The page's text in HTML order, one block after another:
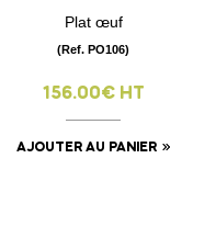
Plat œuf
(Ref. PO106)
156.00€ HT
AJOUTER AU PANIER